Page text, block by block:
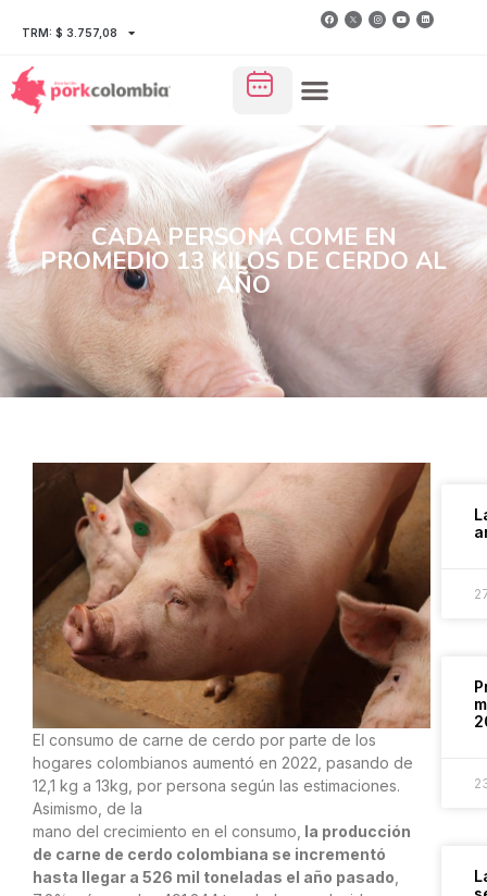
TRM: $ 3.757,08
CADA PERSONA COME EN
PROMEDIO 13 KILOS DE CERDO AL
AÑO
El consumo de carne de cerdo por parte de los
hogares colombianos aumentó en 2022, pasando de
12,1 kg a 13kg, por persona según las estimaciones.
Asimismo, de la
mano del crecimiento en el consumo, la producción
de carne de cerdo colombiana se incrementó
hasta llegar a 526 mil toneladas el año pasado